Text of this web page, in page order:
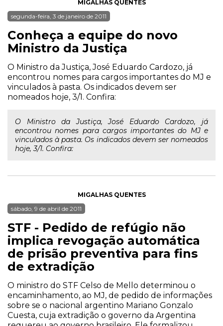
MIGALHAS QUENTES
segunda-feira, 3 de janeiro de 2011
Conheça a equipe do novo
Ministro da Justiça
O Ministro da Justiça, José Eduardo Cardozo, já
encontrou nomes para cargos importantes do MJ e
vinculados à pasta. Os indicados devem ser
nomeados hoje, 3/1. Confira:
O Ministro da Justiça, José Eduardo Cardozo, já
encontrou nomes para cargos importantes do MJ e
vinculados à pasta. Os indicados devem ser nomeados
hoje, 3/1. Confira:
MIGALHAS QUENTES
sábado, 9 de abril de 2011
STF - Pedido de refúgio não
implica revogação automática
de prisão preventiva para fins
de extradição
O ministro do STF Celso de Mello determinou o
encaminhamento, ao MJ, de pedido de informações
sobre se o nacional argentino Mariano Gonzalo
Cuesta, cuja extradição o governo da Argentina